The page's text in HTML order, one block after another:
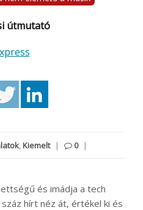
útmutató
,Kiemelt | 0 |
és imádja a tech
hírt néz át, értékel ki és